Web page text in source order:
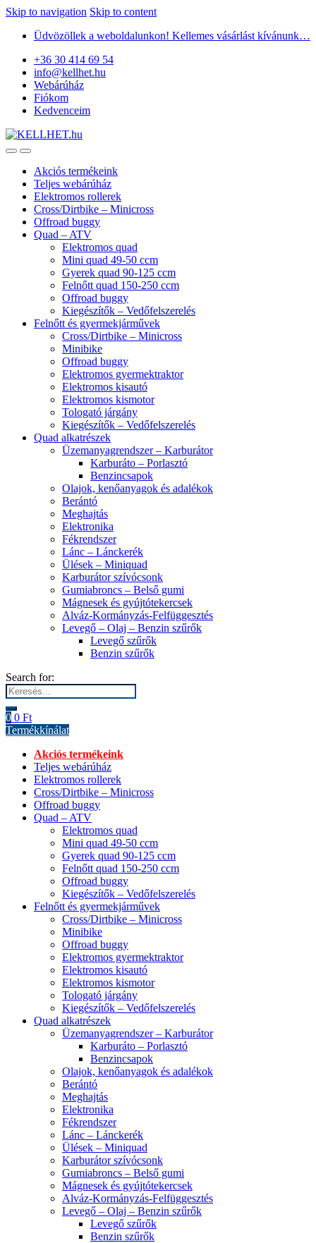
Skip to navigation Skip to content
Üdvözöllek a weboldalunkon! Kellemes vásárlást kívánunk…
+36 30 414 69 54
info@kellhet.hu
Webárúház
Fiókom
Kedvenceim
Akciós termékeink
Teljes webárúház
Elektromos rollerek
Cross/Dirtbike – Minicross
Offroad buggy
Quad – ATV
Elektromos quad
Mini quad 49-50 ccm
Gyerek quad 90-125 ccm
Felnőtt quad 150-250 ccm
Offroad buggy
Kiegészítők – Vedőfelszerelés
Felnőtt és gyermekjárművek
Cross/Dirtbike – Minicross
Minibike
Offroad buggy
Elektromos gyermektraktor
Elektromos kisautó
Elektromos kismotor
Tologató járgány
Kiegészítők – Vedőfelszerelés
Quad alkatrészek
Üzemanyagrendszer – Karburátor
Karburáto – Porlasztó
Benzincsapok
Olajok, kenőanyagok és adalékok
Berántó
Meghajtás
Elektronika
Fékrendszer
Lánc – Lánckerék
Ülések – Miniquad
Karburátor szívócsonk
Gumiabroncs – Belső gumi
Mágnesek és gyújtótekercsek
Alváz-Kormányzás-Felfüggesztés
Levegő – Olaj – Benzin szűrők
Levegő szűrők
Benzin szűrők
Search for:
0 0 Ft
Termékkínálat
Akciós termékeink
Teljes webárúház
Elektromos rollerek
Cross/Dirtbike – Minicross
Offroad buggy
Quad – ATV
Elektromos quad
Mini quad 49-50 ccm
Gyerek quad 90-125 ccm
Felnőtt quad 150-250 ccm
Offroad buggy
Kiegészítők – Vedőfelszerelés
Felnőtt és gyermekjárművek
Cross/Dirtbike – Minicross
Minibike
Offroad buggy
Elektromos gyermektraktor
Elektromos kisautó
Elektromos kismotor
Tologató járgány
Kiegészítők – Vedőfelszerelés
Quad alkatrészek
Üzemanyagrendszer – Karburátor
Karburáto – Porlasztó
Benzincsapok
Olajok, kenőanyagok és adalékok
Berántó
Meghajtás
Elektronika
Fékrendszer
Lánc – Lánckerék
Ülések – Miniquad
Karburátor szívócsonk
Gumiabroncs – Belső gumi
Mágnesek és gyújtótekercsek
Alváz-Kormányzás-Felfüggesztés
Levegő – Olaj – Benzin szűrők
Levegő szűrők
Benzin szűrők